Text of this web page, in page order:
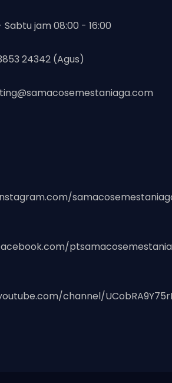
jam 08:00 - 16:00
24342 (Agus)
channel/